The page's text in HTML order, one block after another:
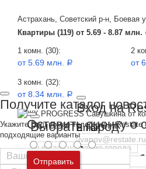
Выбрать город
Москва и
Московская
Вход на
Email
Пароль
Астрахань, Советский р-н, Боевая
Квартиры (119) от 5.69 - 8.87 млн.
1 комн. (30):
от 5.69 млн. a
2
от
3 комн. (32):
от 8.34 млн. a
Получите каталог
Укажите Ваш номер телефона и Restate
подходящие варианты
Оставить оценку о
Отправить